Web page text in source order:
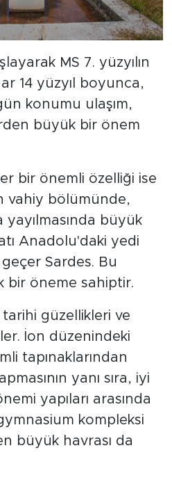
MS 7. yüzyılın
14 yüzyıl boyunca,
konumu ulaşım,
büyük bir önem
bir önemli özelliği ise
vahiy bölümünde,
yayılmasında büyük
Anadolu'daki yedi
Sardes. Bu
bir öneme sahiptir.
güzellikleri ve
İon düzenindeki
tapınaklarından
yanı sıra, iyi
yapıları arasında
kompleksi
büyük havrası da